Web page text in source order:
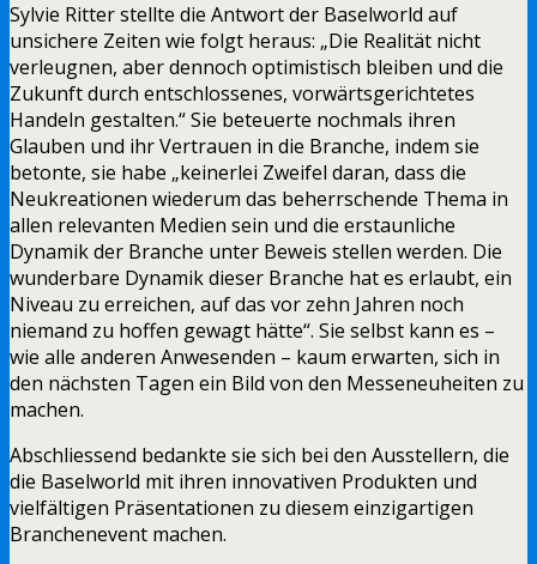
Sylvie Ritter stellte die Antwort der Baselworld auf
unsichere Zeiten wie folgt heraus: „Die Realität nicht
verleugnen, aber dennoch optimistisch bleiben und die
Zukunft durch entschlossenes, vorwärtsgerichtetes
Handeln gestalten.“ Sie beteuerte nochmals ihren
Glauben und ihr Vertrauen in die Branche, indem sie
betonte, sie habe „keinerlei Zweifel daran, dass die
Neukreationen wiederum das beherrschende Thema in
allen relevanten Medien sein und die erstaunliche
Dynamik der Branche unter Beweis stellen werden. Die
wunderbare Dynamik dieser Branche hat es erlaubt, ein
Niveau zu erreichen, auf das vor zehn Jahren noch
niemand zu hoffen gewagt hätte“. Sie selbst kann es –
wie alle anderen Anwesenden – kaum erwarten, sich in
den nächsten Tagen ein Bild von den Messeneuheiten zu
machen.
Abschliessend bedankte sie sich bei den Ausstellern, die
die Baselworld mit ihren innovativen Produkten und
vielfältigen Präsentationen zu diesem einzigartigen
Branchenevent machen.